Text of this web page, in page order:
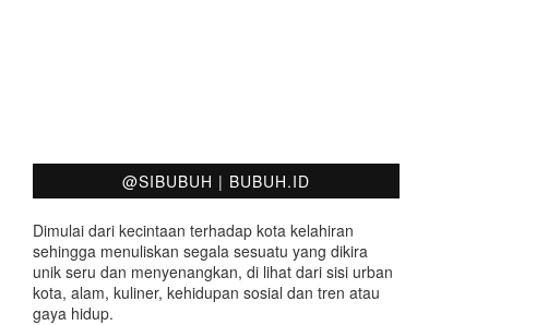
@SIBUBUH | BUBUH.ID
Dimulai dari kecintaan terhadap kota kelahiran
sehingga menuliskan segala sesuatu yang dikira
unik seru dan menyenangkan, di lihat dari sisi urban
kota, alam, kuliner, kehidupan sosial dan tren atau
gaya hidup.